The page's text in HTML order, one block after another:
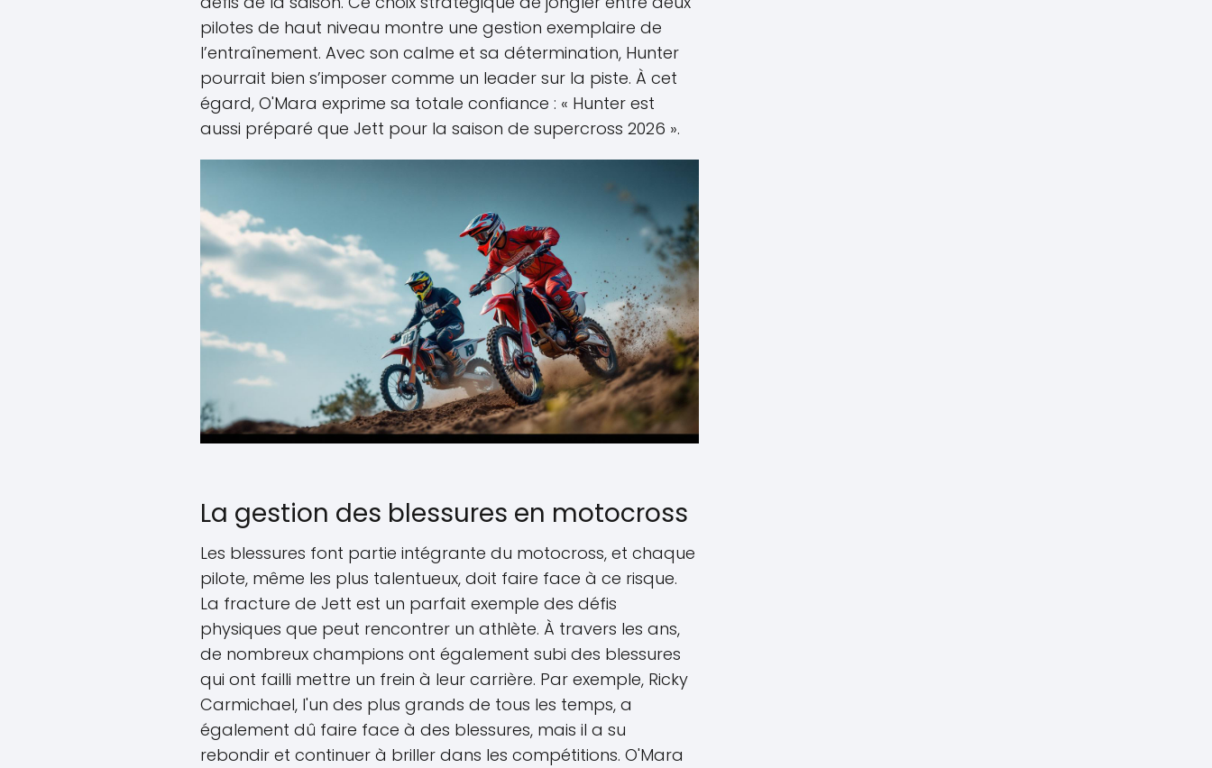
pilotes de haut niveau montre une gestion exemplaire de
l’entraînement. Avec son calme et sa détermination, Hunter
pourrait bien s’imposer comme un leader sur la piste. À cet
égard, O'Mara exprime sa totale confiance : « Hunter est
aussi préparé que Jett pour la saison de supercross 2026 ».
La gestion des blessures en motocross
Les blessures font partie intégrante du motocross, et chaque
pilote, même les plus talentueux, doit faire face à ce risque.
La fracture de Jett est un parfait exemple des défis
physiques que peut rencontrer un athlète. À travers les ans,
de nombreux champions ont également subi des blessures
qui ont failli mettre un frein à leur carrière. Par exemple, Ricky
Carmichael, l'un des plus grands de tous les temps, a
également dû faire face à des blessures, mais il a su
rebondir et continuer à briller dans les compétitions. O'Mara